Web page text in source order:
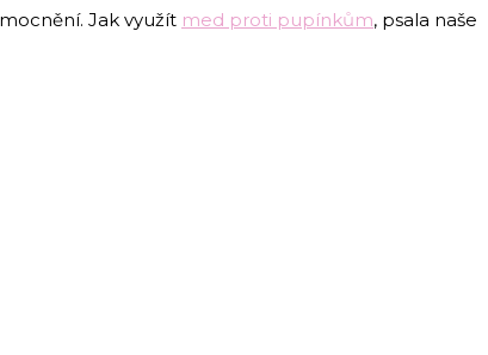
Jak využít med proti pupínkům, psala naše